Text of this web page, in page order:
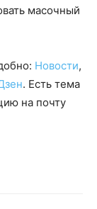
масочный
Новости,
. Есть тема
на почту